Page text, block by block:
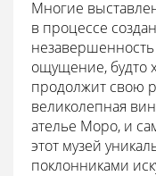
Многие
в процессе
ощущение, будто
продолжит свою
великолепная
ателье Моро, и
этот музей
поклонниками